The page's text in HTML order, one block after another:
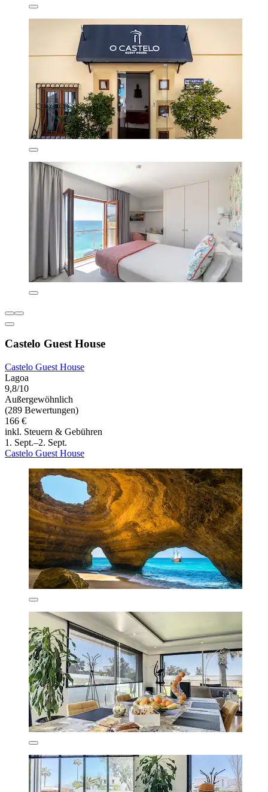
Castelo Guest House
Castelo Guest House
Lagoa
9,8/10
Außergewöhnlich
(289 Bewertungen)
166 €
inkl. Steuern & Gebühren
1. Sept.–2. Sept.
Castelo Guest House